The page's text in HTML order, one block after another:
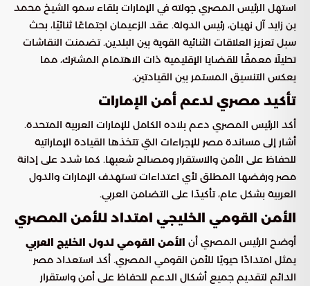
استهل الرئيس المصري جولته في الإمارات بلقاء سمو الشيخ محمد
بن زايد آل نهيان، رئيس الدولة. عقد الزعيمان اجتماعًا ثنائيًا، بحث
سبل تعزيز العلاقات الثنائية القوية بين البلدين. تضمنت النقاشات
تحليلًا معمقًا للقضايا الإقليمية ذات الاهتمام المشترك، مما
يعكس التنسيق المستمر بين القيادتين.
تأكيد مصري لدعم أمن الإمارات
أكد الرئيس المصري دعم بلاده الكامل للإمارات العربية المتحدة.
أشار إلى مساندة مصر للإجراءات التي تتخذها القيادة الإماراتية
للحفاظ على الأمن والاستقرار ومصالح شعبها. كما شدد على إدانة
مصر ورفضها المطلق لأي اعتداءات تستهدف الإمارات والدول
العربية بشكل عام، تأكيدًا على التضامن العربي.
الأمن القومي الخليجي امتداد للأمن المصري
أوضح الرئيس المصري أن الأمن القومي لدول الخليج العربي
يمثل امتدادًا حيويًا للأمن القومي المصري. أكد استعداد مصر
الدائم لتقديم جميع أشكال الدعم للحفاظ على أمن واستقرار